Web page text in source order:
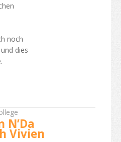
noch
dies
Vivien